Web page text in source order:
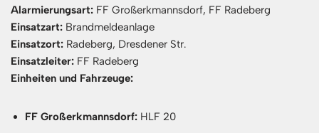
Alarmierungsart: FF Großerkmannsdorf, FF Radeberg
Einsatzart: Brandmeldeanlage
Einsatzort: Radeberg, Dresdener Str.
Einsatzleiter: FF Radeberg
Einheiten und Fahrzeuge:
FF Großerkmannsdorf: HLF 20